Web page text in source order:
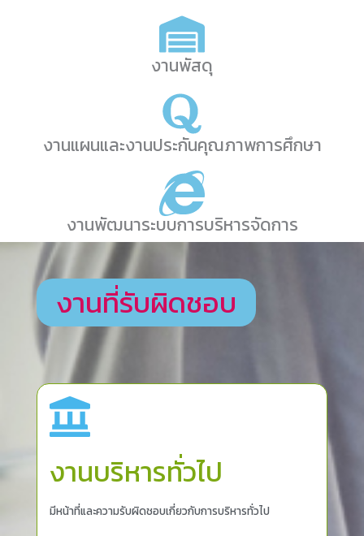
งานพัสดุ
งานแผนและงานประกันคุณภาพการศึกษา
งานพัฒนาระบบการบริหารจัดการ
งานที่รับผิดชอบ
งานบริหารทั่วไป
มีหน้าที่และความรับผิดชอบเกี่ยวกับการบริหารทั่วไป